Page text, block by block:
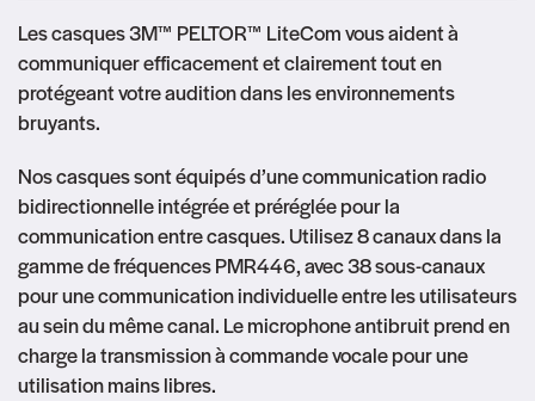
Les casques 3M™ PELTOR™ LiteCom vous aident à
communiquer efficacement et clairement tout en
protégeant votre audition dans les environnements
bruyants.
Nos casques sont équipés d’une communication radio
bidirectionnelle intégrée et préréglée pour la
communication entre casques. Utilisez 8 canaux dans la
gamme de fréquences PMR446, avec 38 sous-canaux
pour une communication individuelle entre les utilisateurs
au sein du même canal. Le microphone antibruit prend en
charge la transmission à commande vocale pour une
utilisation mains libres.